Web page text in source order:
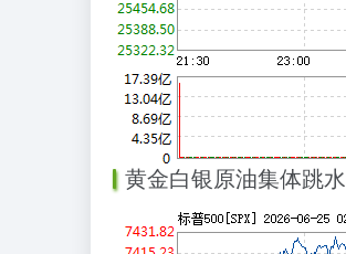
黄金白银原油集体跳水